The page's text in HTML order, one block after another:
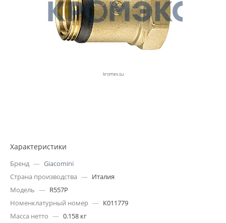
Характеристики
Бренд — Giacomini
Страна производства — Италия
Модель — R557P
Номенклатурный номер — К011779
Масса нетто — 0.158 кг